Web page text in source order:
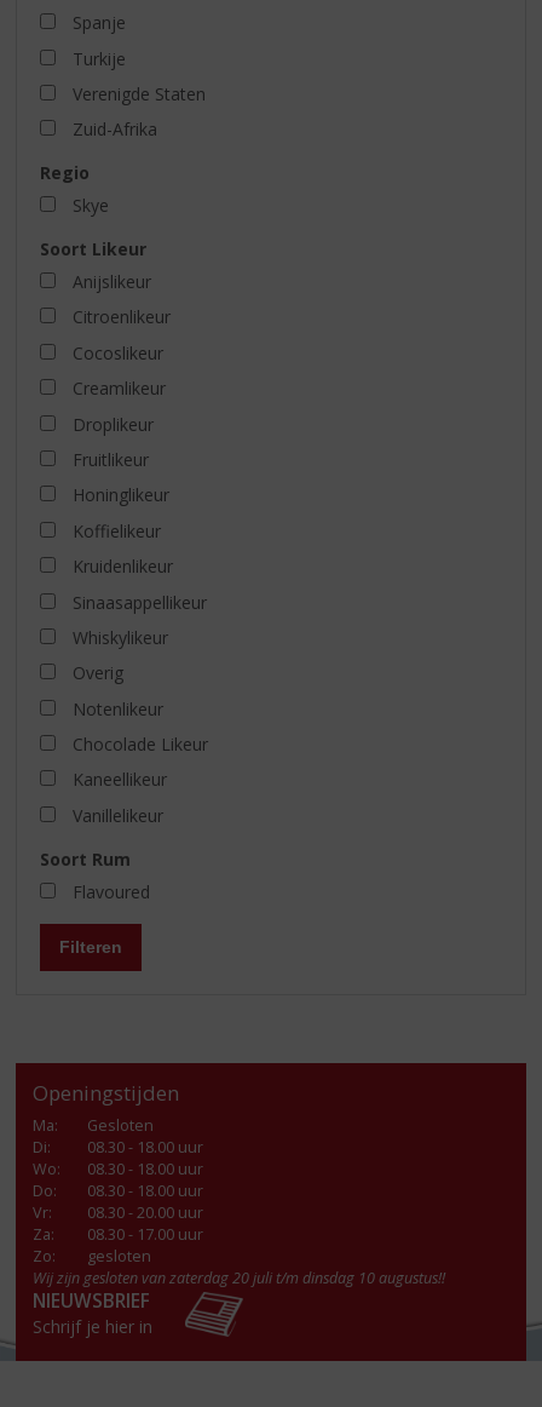
Spanje
Turkije
Verenigde Staten
Zuid-Afrika
Regio
Skye
Soort Likeur
Anijslikeur
Citroenlikeur
Cocoslikeur
Creamlikeur
Droplikeur
Fruitlikeur
Honinglikeur
Koffielikeur
Kruidenlikeur
Sinaasappellikeur
Whiskylikeur
Overig
Notenlikeur
Chocolade Likeur
Kaneellikeur
Vanillelikeur
Soort Rum
Flavoured
Filteren
Openingstijden
Ma:
Gesloten
Di:
08.30 - 18.00 uur
Wo:
08.30 - 18.00 uur
Do:
08.30 - 18.00 uur
Vr:
08.30 - 20.00 uur
Za:
08.30 - 17.00 uur
Zo:
gesloten
Wij zijn gesloten van zaterdag 20 juli t/m dinsdag 10 augustus!!
NIEUWSBRIEF
Schrijf je hier in